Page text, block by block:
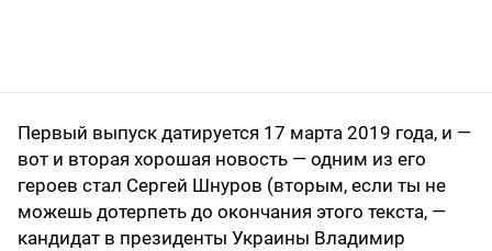
Первый выпуск датируется 17 марта 2019 года, и —
вот и вторая хорошая новость — одним из его
героев стал Сергей Шнуров (вторым, если ты не
можешь дотерпеть до окончания этого текста, —
кандидат в президенты Украины Владимир